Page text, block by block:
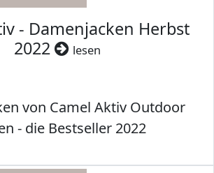
- Damenjacken Herbst
2022
lesen
von Camel Aktiv Outdoor
- die Bestseller 2022